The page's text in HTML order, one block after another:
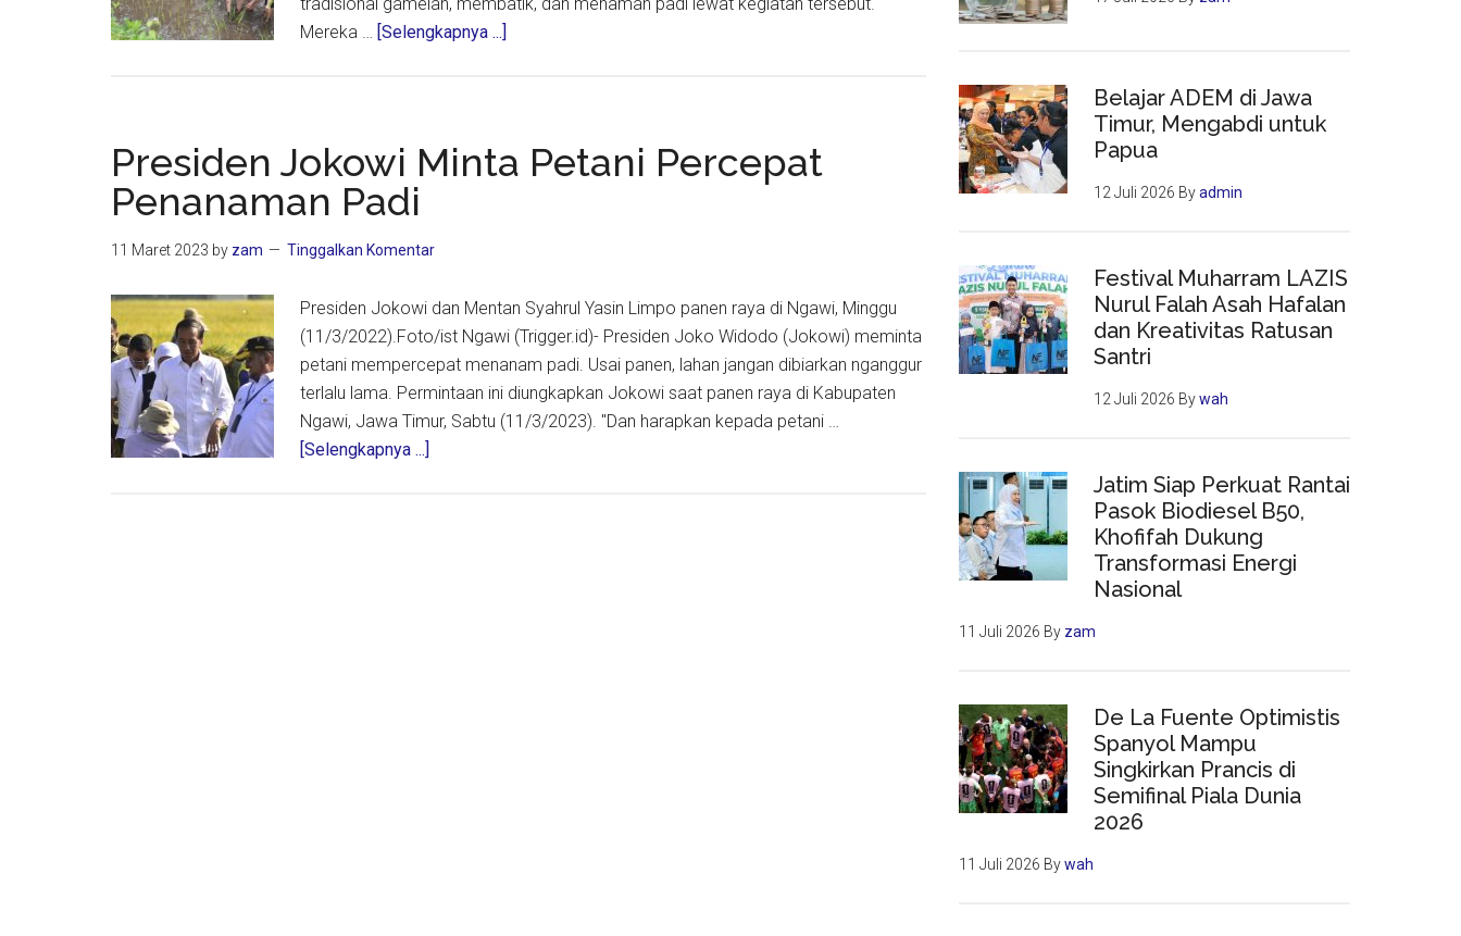
Mereka … [Selengkapnya ...]
Kenalkan
Indonesia
Presiden Jokowi Minta Petani Percepat
Penanaman Padi
11 Maret 2023 by zam Tinggalkan Komentar
Presiden Jokowi dan Mentan Syahrul Yasin Limpo panen raya di Ngawi, Minggu
(11/3/2022).Foto/ist Ngawi (Trigger.id)- Presiden Joko Widodo (Jokowi) meminta
petani mempercepat menanam padi. Usai panen, lahan jangan dibiarkan nganggur
terlalu lama. Permintaan ini diungkapkan Jokowi saat panen raya di Kabupaten
Ngawi, Jawa Timur, Sabtu (11/3/2023). "Dan harapkan kepada petani …
[Selengkapnya ...]
Belajar ADEM di Jawa
Timur, Mengabdi untuk
Papua
12 Juli 2026 Byadmin
Festival Muharram LAZIS
Nurul Falah Asah Hafalan
dan Kreativitas Ratusan
Santri
12 Juli 2026 Bywah
Jatim Siap Perkuat Rantai
Pasok Biodiesel B50,
Khofifah Dukung
Transformasi Energi
Nasional
11 Juli 2026 By zam
De La Fuente Optimistis
Spanyol Mampu
Singkirkan Prancis di
Semifinal Piala Dunia
2026
11 Juli 2026 Bywah